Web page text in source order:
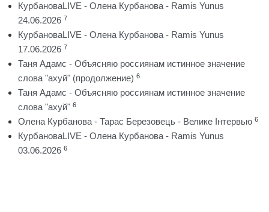
КурбановаLIVE - Олена Курбанова - Ramis Yunus
24.06.2026 7
КурбановаLIVE - Олена Курбанова - Ramis Yunus
17.06.2026 7
Таня Адамс - Объясняю россиянам истинное значение
слова "ахуй" (продолжение) 6
Таня Адамс - Объясняю россиянам истинное значение
слова "ахуй" 6
Олена Курбанова - Тарас Березовець - Велике Інтервью 6
КурбановаLIVE - Олена Курбанова - Ramis Yunus
03.06.2026 6